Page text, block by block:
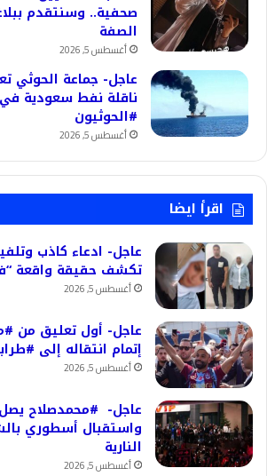
صحفية.. وسنتقدم
الصفة
أغسطس 5, 2026
عاجل- جماعة الحوثي
ناقلة نفط سعودية
#الحوثيون
أغسطس 5, 2026
اقرأ ايضا
عاجل- ادعاء كاذب
تكشف حقيقة واقعة
أغسطس 5, 2026
عاجل- أول تعليق من
إتمام انتقاله إلى
أغسطس 5, 2026
عاجل- #محمدصلاح
واستقبال أسطوري
النارية
أغسطس 5, 2026